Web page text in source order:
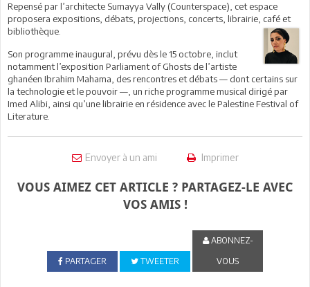
Repensé par l’architecte Sumayya Vally (Counterspace), cet espace
proposera expositions, débats, projections, concerts, librairie, café et
bibliothèque.
Son programme inaugural, prévu dès le 15 octobre, inclut
notamment l’exposition Parliament of Ghosts de l’artiste
ghanéen Ibrahim Mahama, des rencontres et débats — dont certains sur
la technologie et le pouvoir —, un riche programme musical dirigé par
Imed Alibi, ainsi qu’une librairie en résidence avec le Palestine Festival of
Literature.
Envoyer à un ami Imprimer
VOUS AIMEZ CET ARTICLE ? PARTAGEZ-LE AVEC
VOS AMIS !
PARTAGER TWEETER
ABONNEZ-
VOUS